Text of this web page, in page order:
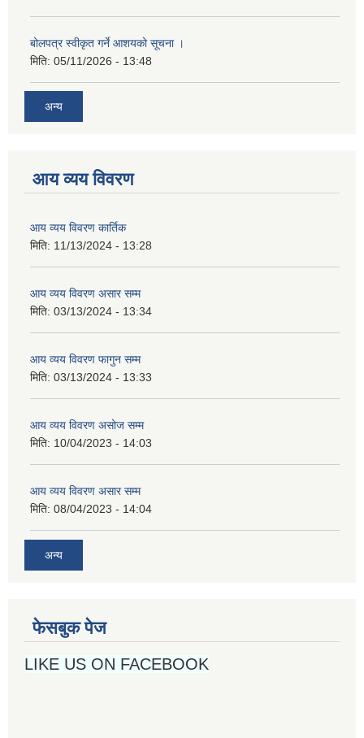
बोलपत्र स्वीकृत गर्ने आशयको सूचना ।
मिति: 05/11/2026 - 13:48
अन्य
आय व्यय विवरण
आय व्यय विवरण कार्तिक
मिति: 11/13/2024 - 13:28
आय व्यय विवरण असार सम्म
मिति: 03/13/2024 - 13:34
आय व्यय विवरण फागुन सम्म
मिति: 03/13/2024 - 13:33
आय व्यय विवरण असोज सम्म
मिति: 10/04/2023 - 14:03
आय व्यय विवरण असार सम्म
मिति: 08/04/2023 - 14:04
अन्य
फेसबुक पेज
LIKE US ON FACEBOOK